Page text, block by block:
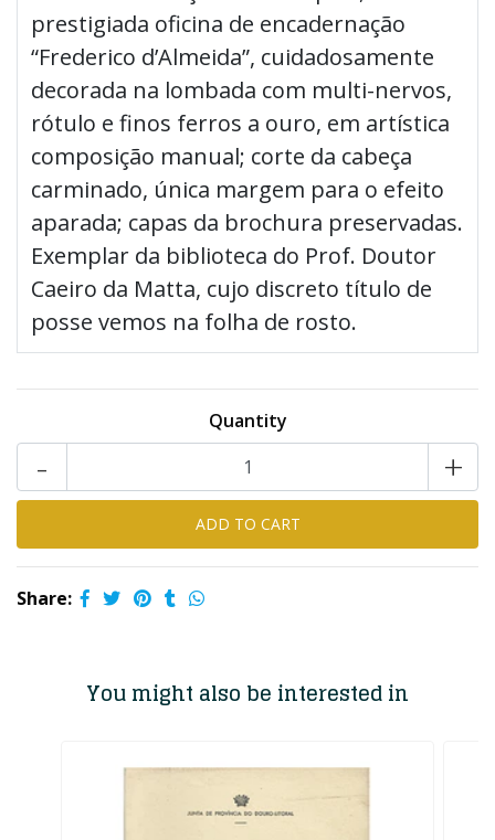
prestigiada oficina de encadernação
“Frederico d’Almeida”, cuidadosamente
decorada na lombada com multi-nervos,
rótulo e finos ferros a ouro, em artística
composição manual; corte da cabeça
carminado, única margem para o efeito
aparada; capas da brochura preservadas.
Exemplar da biblioteca do Prof. Doutor
Caeiro da Matta, cujo discreto título de
posse vemos na folha de rosto.
Quantity
+
-
Share:
You might also be interested in